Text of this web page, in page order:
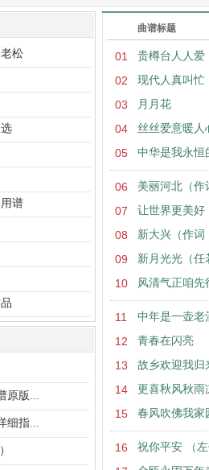
曲谱标题
01 贵樽台人人爱
02 现代人真叫忙
03 月月花
04 丝丝爱意暖人
05 中华是我永恒
06 美丽河北（作
07 让世界更美好
08 新大兴（作词
09 新月光光（任
10 风清气正咱先
11 中年是一壶老
12 青春在闪亮
13 故乡欢迎我归
14 更喜秋风秋雨
15 春风吹佛我家
16 祝你平安 （左
老松
谱
原版...
细指...